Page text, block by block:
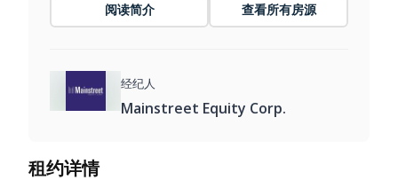
阅读简介 查看所有房源
经纪人
Mainstreet Equity Corp.
租约详情